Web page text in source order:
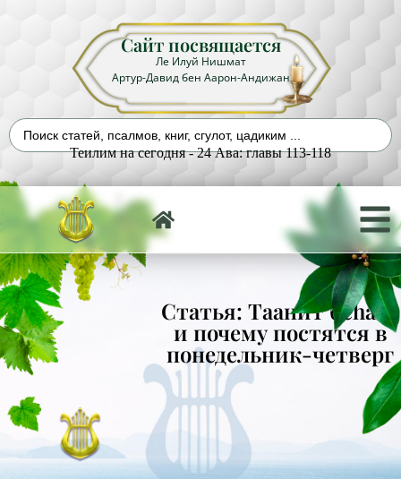
Сайт посвящается
Ле Илуй Нишмат
Артур-Давид бен Аарон-Андижан
Теилим на сегодня - 24 Ава: главы 113-118
Статья: Таанит беhаав
и почему постятся в
понедельник-четверг